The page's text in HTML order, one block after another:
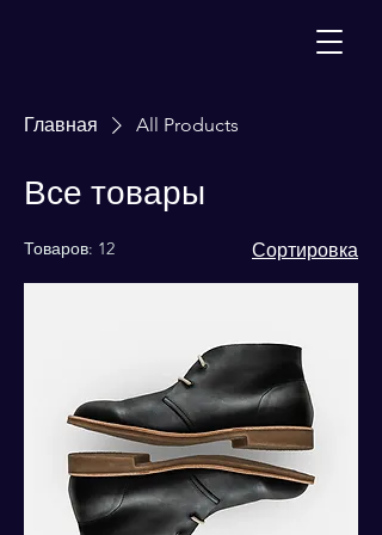
Главная All Products
Все товары
Товаров: 12 Сортировка